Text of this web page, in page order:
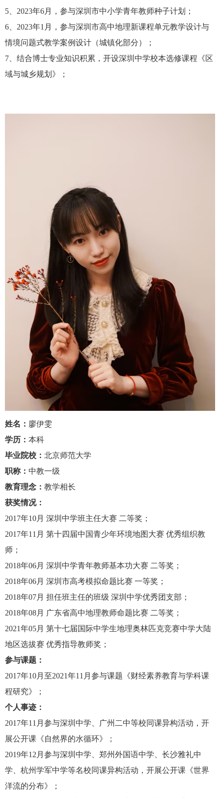
5
2023年6月，参与深圳市中小学青年教师种子计划；
6
2023年1 月，参与深圳市高中地理新课程单元教学设计与
情境问题式教学案例设计（城镇化部分）；
7 、结合博士专业知识积累，开设深圳中学校本选修课程《区
域与城乡规划》；
姓名： 廖伊雯
学历： 本科
毕业院校： 北京师范大学
职称： 中教一级
教育理念： 教学相长
获奖情况：
2017年10月 深圳中学班主任大赛 二等奖；
2017年11 月 第十四届中国青少年环境地图大赛 优秀组织教
师；
2018年06月 深圳中学青年教师基本功大赛 二等奖；
2018年06月 深圳市高考模拟命题比赛 一等奖；
2018年07月 担任班主任的班级 深圳中学优秀团支部；
2018年08月 广东省高中地理教师命题比赛 二等奖；
2021年05月 第十七届国际中学生地理奥林匹克竞赛中学大陆
地区选拔赛 优秀指导教师奖；
参与课题：
2017年10月至2021年11 月参与课题《财经素养教育与学科课
程研究》；
个人事迹：
2017年11 月参与深圳中学、广州二中等校同课异构活动，开
展公开课《自然界的水循环》；
2019年12 月参与深圳中学、郑州外国语中学、长沙雅礼中
学、杭州学军中学等名校同课异构活动，开展公开课《世界
洋流的分布》；